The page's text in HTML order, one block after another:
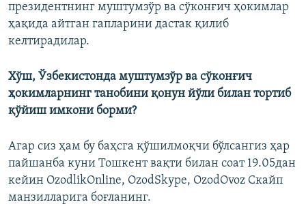
президентнинг муштумзўр ва сўконғич ҳокимлар
ҳақида айтган гапларини дастак қилиб
келтирадилар.
Хўш, Ўзбекистонда муштумзўр ва сўконғич
ҳокимларнинг танобини қонун йўли билан тортиб
қўйиш имкони борми?
Агар сиз ҳам бу баҳсга қўшилмоқчи бўлсангиз ҳар
пайшанба куни Тошкент вақти билан соат 19.05дан
кейин OzodlikOnline, OzodSkype, OzodOvoz Скайп
манзилларига боғланинг.